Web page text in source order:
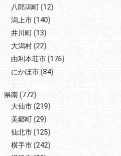
八郎潟町(12)
潟上市(140)
井川町(13)
大潟村(22)
由利本荘市(176)
にかほ市(84)
県南(772)
大仙市(219)
美郷町(29)
仙北市(125)
横手市(242)